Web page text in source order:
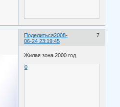
Поделиться 7
2008-
06-24 23:19:45
Жилая зона 2000 год
0